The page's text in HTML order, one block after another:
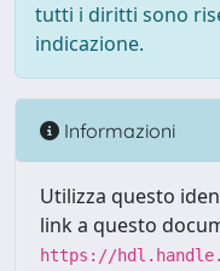
tutti i diritti sono
indicazione.
Informazioni
Utilizza questo
link a questo
https://